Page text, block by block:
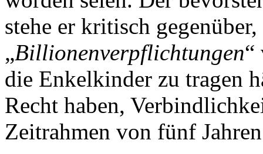
stehe er kritisch
„Billionenverpflichtungen“
die Enkelkinder zu tragen
Recht haben,
Zeitrahmen von fünf